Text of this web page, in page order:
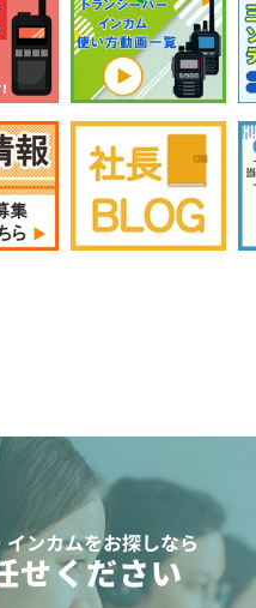
ンカムをお探しなら
せください